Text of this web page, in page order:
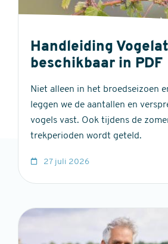
Handleiding
beschikbaar in PDF
Niet alleen in het broedseizoen
leggen we de aantallen en
vogels vast. Ook tijdens de
trekperioden wordt geteld.
27 juli 2026